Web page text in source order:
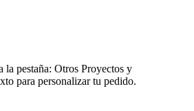
la pestaña: Otros Proyectos y
para personalizar tu pedido.